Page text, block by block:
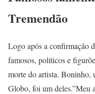
Tremendão
Logo após a confirmação
famosos, políticos e
morte do artista. Boninho,
Globo, foi um deles.”Meu